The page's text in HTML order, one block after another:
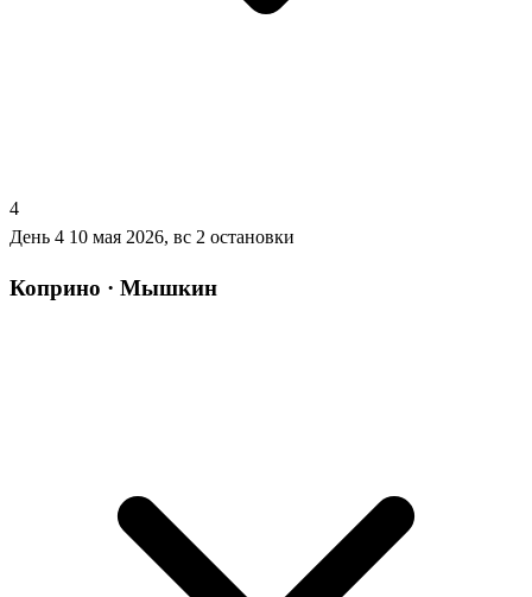
4
День 4 10 мая 2026, вс 2 остановки
Коприно · Мышкин